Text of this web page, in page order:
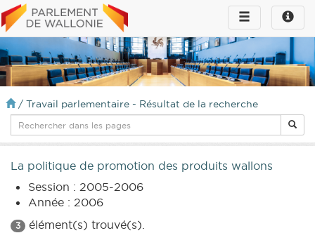
Toggle
infos
Toggle
navigation
/ Travail parlementaire - Résultat de la recherche
La politique de promotion des produits wallons
Session : 2005-2006
Année : 2006
3 élément(s) trouvé(s).